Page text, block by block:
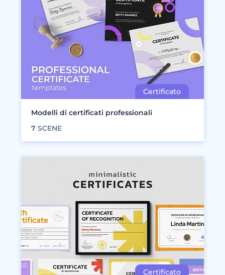
Modelli di certificati professionali
7 SCENE